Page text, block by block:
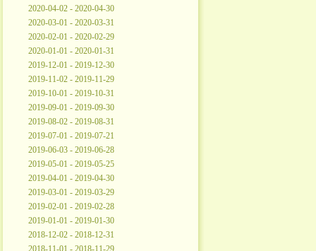
2020-04-02 - 2020-04-30
2020-03-01 - 2020-03-31
2020-02-01 - 2020-02-29
2020-01-01 - 2020-01-31
2019-12-01 - 2019-12-30
2019-11-02 - 2019-11-29
2019-10-01 - 2019-10-31
2019-09-01 - 2019-09-30
2019-08-02 - 2019-08-31
2019-07-01 - 2019-07-21
2019-06-03 - 2019-06-28
2019-05-01 - 2019-05-25
2019-04-01 - 2019-04-30
2019-03-01 - 2019-03-29
2019-02-01 - 2019-02-28
2019-01-01 - 2019-01-30
2018-12-02 - 2018-12-31
2018-11-01 - 2018-11-29